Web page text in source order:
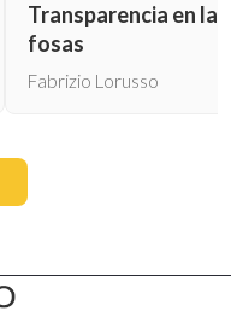
Transparencia en las
fosas
Fabrizio Lorusso